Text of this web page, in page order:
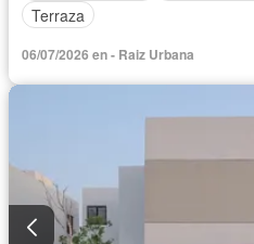
Terraza
06/07/2026 en - Raiz Urbana